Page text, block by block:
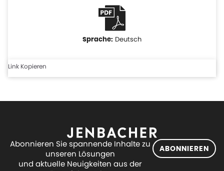
Deutsch
Link Kopieren
Abonnieren Sie spannende Inhalte zu
unseren Lösungen
und aktuelle Neuigkeiten aus der
ABONNIEREN